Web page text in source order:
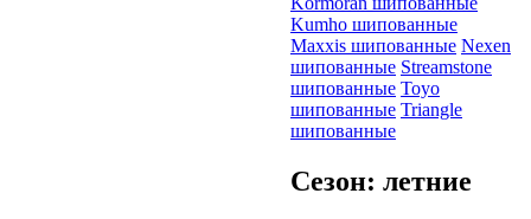
Kumho шипованные
Maxxis шипованные Nexen
шипованные Streamstone
шипованные Toyo
шипованные Triangle
шипованные
Сезон: летние